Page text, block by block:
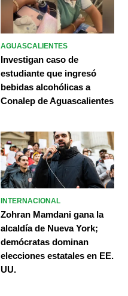
AGUASCALIENTES
Investigan caso de
estudiante que ingresó
bebidas alcohólicas a
Conalep de Aguascalientes
INTERNACIONAL
Zohran Mamdani gana la
alcaldía de Nueva York;
demócratas dominan
elecciones estatales en EE.
UU.